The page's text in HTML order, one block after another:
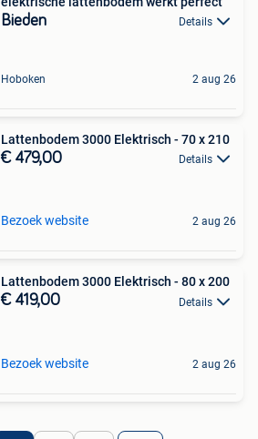
Bieden Details
Hoboken 2 aug 26
Lattenbodem 3000 Elektrisch - 70 x 210
€ 479,00 Details
Bezoek website 2 aug 26
Lattenbodem 3000 Elektrisch - 80 x 200
€ 419,00 Details
Bezoek website 2 aug 26